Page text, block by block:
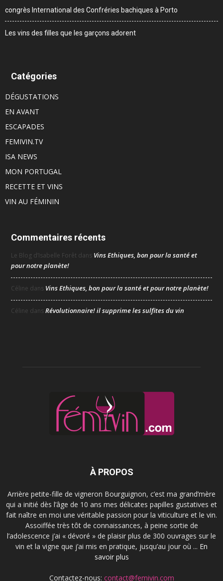
congrès International des Confréries bachiques à Porto
Les vins des filles que les garçons adorent
Catégories
DÉGUSTATIONS
EN AVANT
ESCAPADES
FEMIVIN.TV
ISA NEWS
MON PORTUGAL
RECETTE ET VINS
VIN AU FÉMININ
Commentaires récents
Le Blog d’Isabelle Forêt dans Vins Ethiques, bon pour la santé et
pour notre planète!
Céline dans Vins Ethiques, bon pour la santé et pour notre planète!
Céline dansRévolutionnaire! il supprime les sulfites du vin
À PROPOS
Arrière petite-fille de vigneron Bourguignon, c’est ma grand’mère
qui a initié dès l’âge de 10 ans mes délicates papilles gustatives et
fait naître en moi une véritable passion pour la viticulture et le vin.
Assoiffée très tôt de connaissances, à peine sortie de
l’adolescence j’ai « dévoré » de plaisir plus de 300 ouvrages sur le
vin et la vigne que j’ai mis en pratique, jusqu’au jour où ... En
savoir plus
Contactez-nous: contact@femivin.com